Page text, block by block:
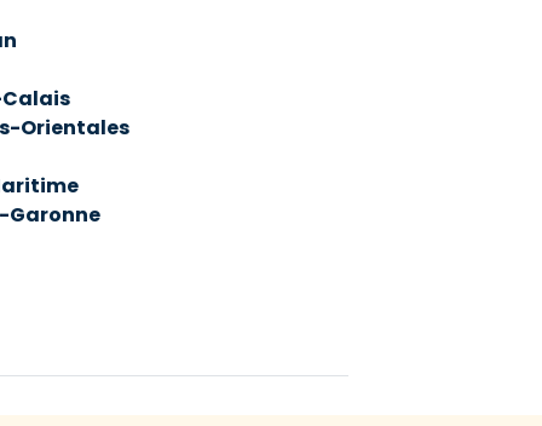
Orientales